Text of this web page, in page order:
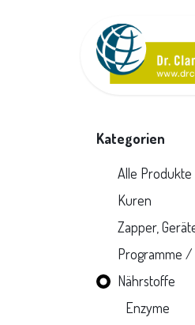
Kategorien
Alle Produkte
Kuren
Zapper,
Programme /
Nährstoffe
Enzyme